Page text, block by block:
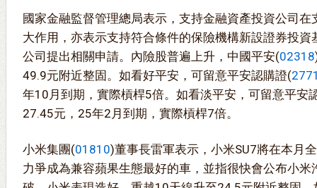
國家金融監督管理總局表示，支持金融資產投資公司
大作用，亦表示支持符合條件的保險機構新設證券投資
公司提出相關申請。內險股普遍上升，中國平安(02318
49.9元附近整固。如看好平安，可留意平安認購證(
年10月到期，實際槓桿5倍。如看淡平安，可留意平安
27.45元，25年2月到期，實際槓桿7倍。
小米集團(01810)董事長雷軍表示，小米SU7將在本月
力爭成為兼容蘋果生態最好的車，並指很快會公布小米